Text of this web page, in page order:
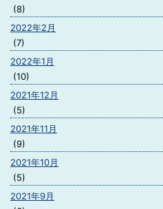
(8)
2022年2月
(7)
2022年1月
(10)
2021年12月
(5)
2021年11月
(9)
2021年10月
(5)
2021年9月